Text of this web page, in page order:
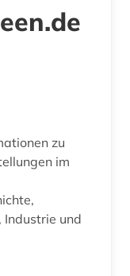
zu
im
Industrie und